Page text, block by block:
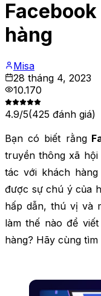
hàng
Misa
28 tháng 4, 2023
10.170
4.9/5(425 đánh giá)
Bạn có biết rằng
truyền thông xã
tác với khách
được sự chú ý của
hấp dẫn, thú vị và
làm thế nào để viết
hàng? Hãy cùng